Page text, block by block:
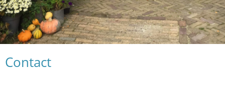
Contact